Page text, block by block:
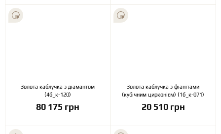
Золота каблучка з діамантом
(4б_к-120)
80 175 грн
Золота каблучка з фіанітами
(кубічним цирконієм) (1б_к-071)
20 510 грн